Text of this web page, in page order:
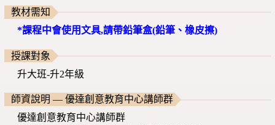
教材需知
*課程中會使用文具,請帶鉛筆盒(鉛筆、橡皮擦)
授課對象
升大班-升2年級
師資說明 — 優達創意教育中心講師群
優達創意教育中心講師群